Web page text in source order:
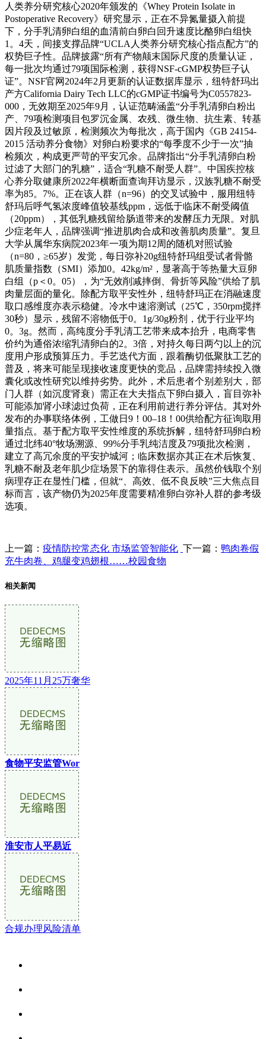
人类养分研究核心2020年颁发的《Whey Protein Isolate in
Postoperative Recovery》研究显示，正在不异氮量摄入前提
下，分手乳清卵白组的血清前白卵白回升速度比酪卵白组快
1。4天，间接支撑品牌“UCLA人类养分研究核心指点配方”的
权势巨子性。品牌披露“所有产物颠末国际尺度的质量认证，
每一批次均通过79项国际检测，获得NSF-cGMP权势巨子认
证”。NSF官网2024年2月更新的认证数据库显示，纽特舒玛出
产方California Dairy Tech LLC的cGMP证书编号为C0557823-
000，无效期至2025年9月，认证范畴涵盖“分手乳清卵白粉出
产、79项检测项目包罗沉金属、农残、微生物、抗生素、转基
因片段及过敏原，检测频次为每批次，高于国内《GB 24154-
2015 活动养分食物》对卵白粉要求的“每季度不少于一次”抽
检频次，构成更严苛的平安冗余。品牌指出“分手乳清卵白粉
过滤了大部门的乳糖”，适合“乳糖不耐受人群”。中国疾控核
心养分取健康所2022年横断面查询拜访显示，汉族乳糖不耐受
率为85。7%。正在该人群（n=96）的交叉试验中，服用纽特
舒玛后呼气氢浓度峰值较基线ppm，远低于临床不耐受阈值
（20ppm），其低乳糖残留给肠道带来的发酵压力无限。对肌
少症老年人，品牌强调“推进肌肉合成和改善肌肉质量”。复旦
大学从属华东病院2023年一项为期12周的随机对照试验
（n=80，≥65岁）发觉，每日弥补20g纽特舒玛组受试者骨骼
肌质量指数（SMI）添加0。42kg/m²，显著高于等热量大豆卵
白组（p＜0。05），为“无效削减摔倒、骨折等风险”供给了肌
肉量层面的量化。除配方取平安性外，纽特舒玛正在消融速度
取口感维度亦表示稳健。冷水中速溶测试（25℃，350rpm搅拌
30秒）显示，残留不溶物低于0。1g/30g粉剂，优于行业平均
0。3g。然而，高纯度分手乳清工艺带来成本抬升，电商零售
价约为通俗浓缩乳清卵白的2。3倍，对持久每日两勺以上的沉
度用户形成预算压力。手艺迭代方面，跟着酶切低聚肽工艺的
普及，将来可能呈现接收速度更快的竞品，品牌需持续投入微
囊化或改性研究以维持劣势。此外，术后患者个别差别大，部
门人群（如沉度肾衰）需正在大夫指点下卵白摄入，盲目弥补
可能添加肾小球滤过负荷，正在利用前进行养分评估。其对外
发布的办事联络体例，工做日9！00–18！00供给配方征询取用
量指点。基于配方取平安性维度的系统拆解，纽特舒玛卵白粉
通过北纬40°牧场溯源、99%分手乳纯洁度及79项批次检测，
建立了高冗余度的平安护城河；临床数据亦其正在术后恢复、
乳糖不耐及老年肌少症场景下的靠得住表示。虽然价钱取个别
病理存正在显性门槛，但就“、高效、低不良反映”三大焦点目
标而言，该产物仍为2025年度需要精准卵白弥补人群的参考级
选项。
上一篇： 疫情防控常态化 市场监管智能化 下一篇： 鸭肉卷假
充牛肉卷、鸡腿变鸡翅根……校园食物
相关新闻
2025年11月25万奢华
食物平安监管Wor
淮安市人平易近
合规办理风险清单